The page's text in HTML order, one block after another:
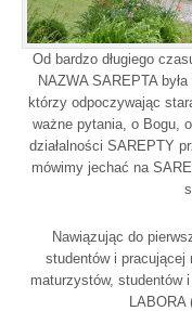
Od bardzo długiego
NAZWA SAREPTA
którzy odpoczywając
ważne pytania, o Bogu,
działalności SAREPTY
mówimy jechać na
Nawiązując do
studentów i pracującej
maturzystów, studentów